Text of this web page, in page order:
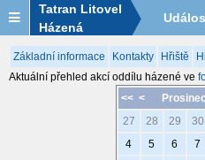
Tatran Litovel
Házená
Základní informace Kontakty Hřiště
Aktuální přehled akcí oddílu házené ve
<< <
27
28 29 30
4
5 6 7